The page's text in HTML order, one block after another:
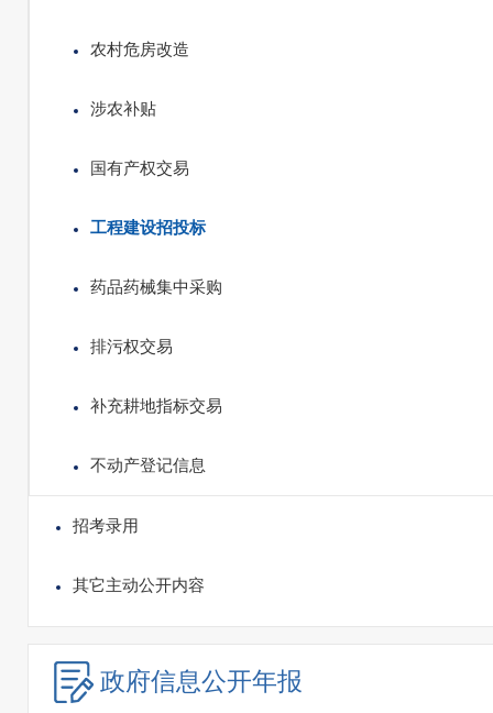
农村危房改造
涉农补贴
国有产权交易
工程建设招投标
药品药械集中采购
排污权交易
补充耕地指标交易
不动产登记信息
招考录用
其它主动公开内容
政府信息公开年报